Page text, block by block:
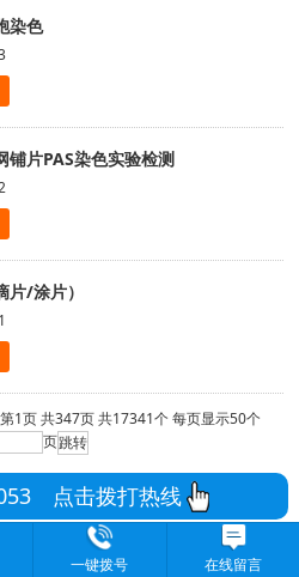
染色
铺片PAS染色实验检测
片/涂片）
第1页共347页共17341个每页显示50个
页
点击拨打热线
一键拨号 在线留言